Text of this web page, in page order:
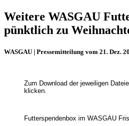
Weitere WASGAU
pünktlich zu
WASGAU | Pressemitteilung vom 21. Dez.
Zum Download der jeweiligen
klicken.
Futterspendenbox im WASGAU